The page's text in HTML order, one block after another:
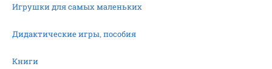
Игрушки для самых маленьких
Дидактические игры, пособия
Книги